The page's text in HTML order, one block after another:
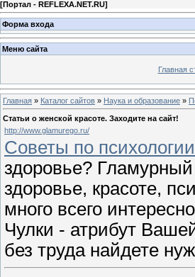
[Портал - REFLEXA.NET.RU]
Форма входа
Меню сайта
Главная
Главная » Каталог сайтов » Наука и образование »
Статьи о женской красоте. Заходите на сайт!
http://www.glamurego.ru/
Советы по
здоровье?
здоровье, красоте,
много всего
Чулки - атрибут
без труда найдете